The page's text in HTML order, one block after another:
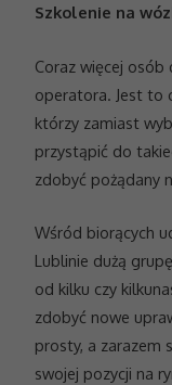
Szkolenie na
Coraz więcej osób
operatora. Jest to
którzy zamiast
przystąpić do
zdobyć pożądany
Wśród biorących
Lublinie dużą
od kilku czy
zdobyć nowe
prosty, a zarazem
swojej pozycji na